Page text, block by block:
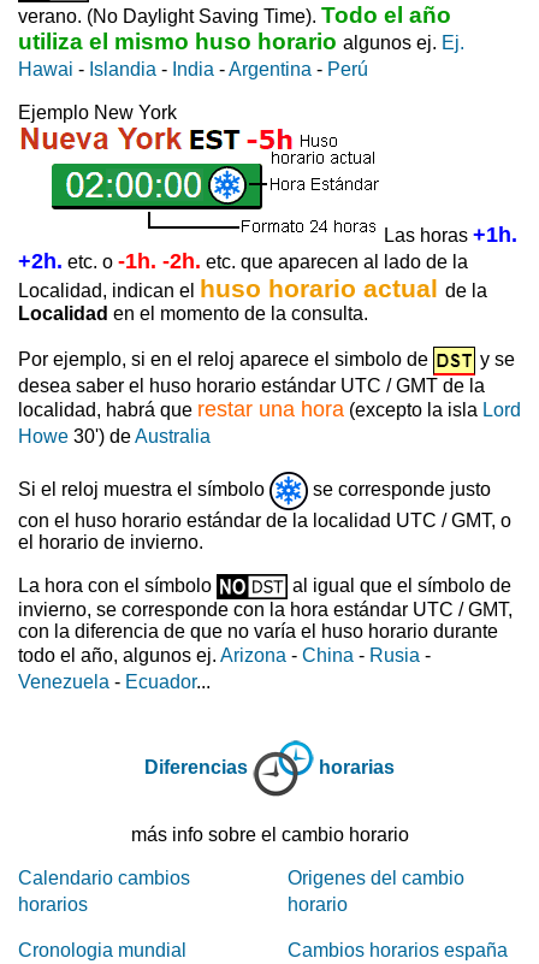
verano. (No Daylight Saving Time). Todo el año
utiliza el mismo huso horario algunos ej. Ej.
Hawai - Islandia - India -Argentina - Perú
Ejemplo New York
Las horas +1h.
+2h. etc. o -1h. -2h. etc. que aparecen al lado de la
Localidad, indican el huso horario actual de la
Localidad en el momento de la consulta.
Por ejemplo, si en el reloj aparece el simbolo de
y se
desea saber el huso horario estándar UTC / GMT de la
localidad, habrá que restar una hora (excepto la isla Lord
Howe 30') deAustralia
Si el reloj muestra el símbolo
se corresponde justo
con el huso horario estándar de la localidad UTC / GMT, o
el horario de invierno.
La hora con el símbolo
al igual que el símbolo de
invierno, se corresponde con la hora estándar UTC / GMT,
con la diferencia de que no varía el huso horario durante
todo el año, algunos ej. Arizona - China - Rusia -
Venezuela - Ecuador...
Diferencias horarias
más info sobre el cambio horario
Calendario cambios
horarios
Cronologia mundial
Origenes del cambio
horario
Cambios horarios españa